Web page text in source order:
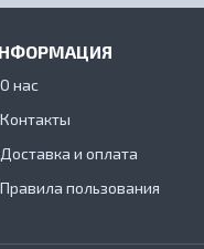
О нас
Контакты
Доставка и оплата
Правила пользования